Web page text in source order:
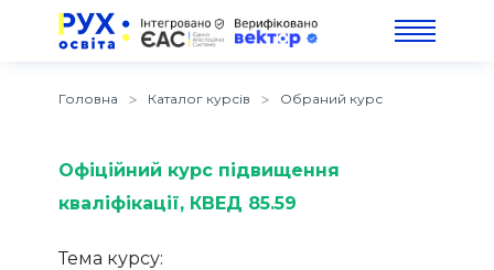
Головна Каталог курсів Обраний курс
Офіційний курс підвищення
кваліфікації, КВЕД 85.59
Тема курсу: